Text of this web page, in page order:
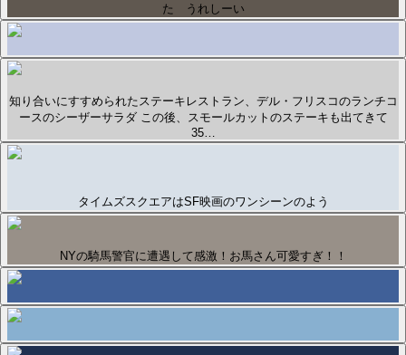
た うれしーい
知り合いにすすめられたステーキレストラン、デル・フリスコのランチコ
ースのシーザーサラダ この後、スモールカットのステーキも出てきて
35…
タイムズスクエアはSF映画のワンシーンのよう
NYの騎馬警官に遭遇して感激！お馬さん可愛すぎ！！